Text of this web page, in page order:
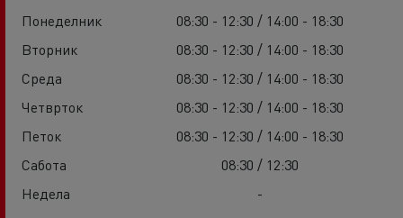
Понеделник
08:30 - 12:30 / 14:00 - 18:30
Вторник
08:30 - 12:30 / 14:00 - 18:30
Среда
08:30 - 12:30 / 14:00 - 18:30
Четврток
08:30 - 12:30 / 14:00 - 18:30
Петок
08:30 - 12:30 / 14:00 - 18:30
Сабота
08:30 / 12:30
Недела
-